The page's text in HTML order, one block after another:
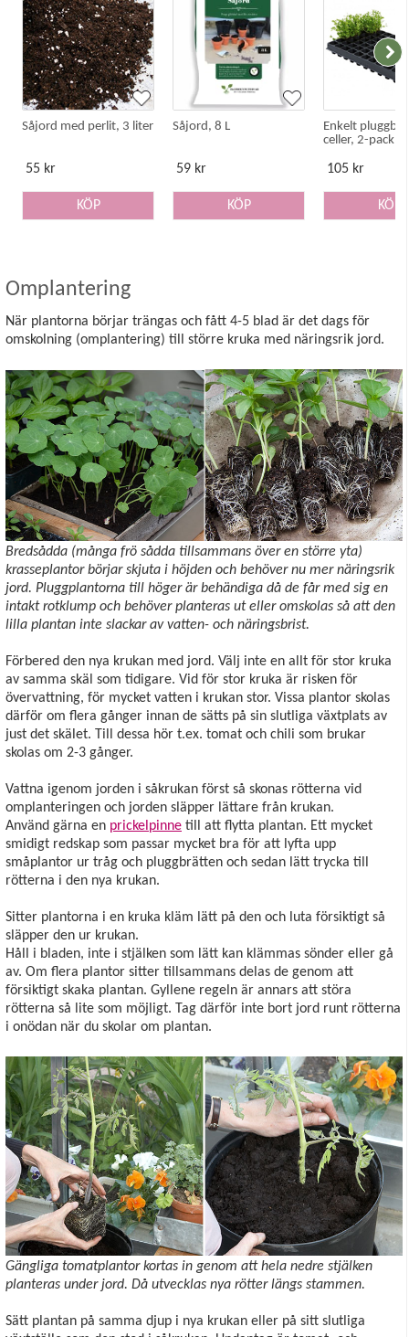
Såjord med perlit, 3 liter
55 kr
KÖP
Såjord, 8 L
59 kr
KÖP
Enkelt
celler, 2-pack
105 kr
KÖP
Omplantering
När plantorna börjar trängas och fått 4-5 blad är det dags för
omskolning (omplantering) till större kruka med näringsrik jord.
Bredsådda (många frö sådda tillsammans över en större yta)
krasseplantor börjar skjuta i höjden och behöver nu mer näringsrik
jord. Pluggplantorna till höger är behändiga då de får med sig en
intakt rotklump och behöver planteras ut eller omskolas så att den
lilla plantan inte slackar av vatten- och näringsbrist.
Förbered den nya krukan med jord. Välj inte en allt för stor kruka
av samma skäl som tidigare. Vid för stor kruka är risken för
övervattning, för mycket vatten i krukan stor. Vissa plantor skolas
därför om flera gånger innan de sätts på sin slutliga växtplats av
just det skälet. Till dessa hör t.ex. tomat och chili som brukar
skolas om 2-3 gånger.
Vattna igenom jorden i såkrukan först så skonas rötterna vid
omplanteringen och jorden släpper lättare från krukan.
Använd gärna en prickelpinne till att flytta plantan. Ett mycket
smidigt redskap som passar mycket bra för att lyfta upp
småplantor ur tråg och pluggbrätten och sedan lätt trycka till
rötterna i den nya krukan.
Sitter plantorna i en kruka kläm lätt på den och luta försiktigt så
släpper den ur krukan.
Håll i bladen, inte i stjälken som lätt kan klämmas sönder eller gå
av. Om flera plantor sitter tillsammans delas de genom att
försiktigt skaka plantan. Gyllene regeln är annars att störa
rötterna så lite som möjligt. Tag därför inte bort jord runt rötterna
i onödan när du skolar om plantan.
Gängliga tomatplantor kortas in genom att hela nedre stjälken
planteras under jord. Då utvecklas nya rötter längs stammen.
Sätt plantan på samma djup i nya krukan eller på sitt slutliga